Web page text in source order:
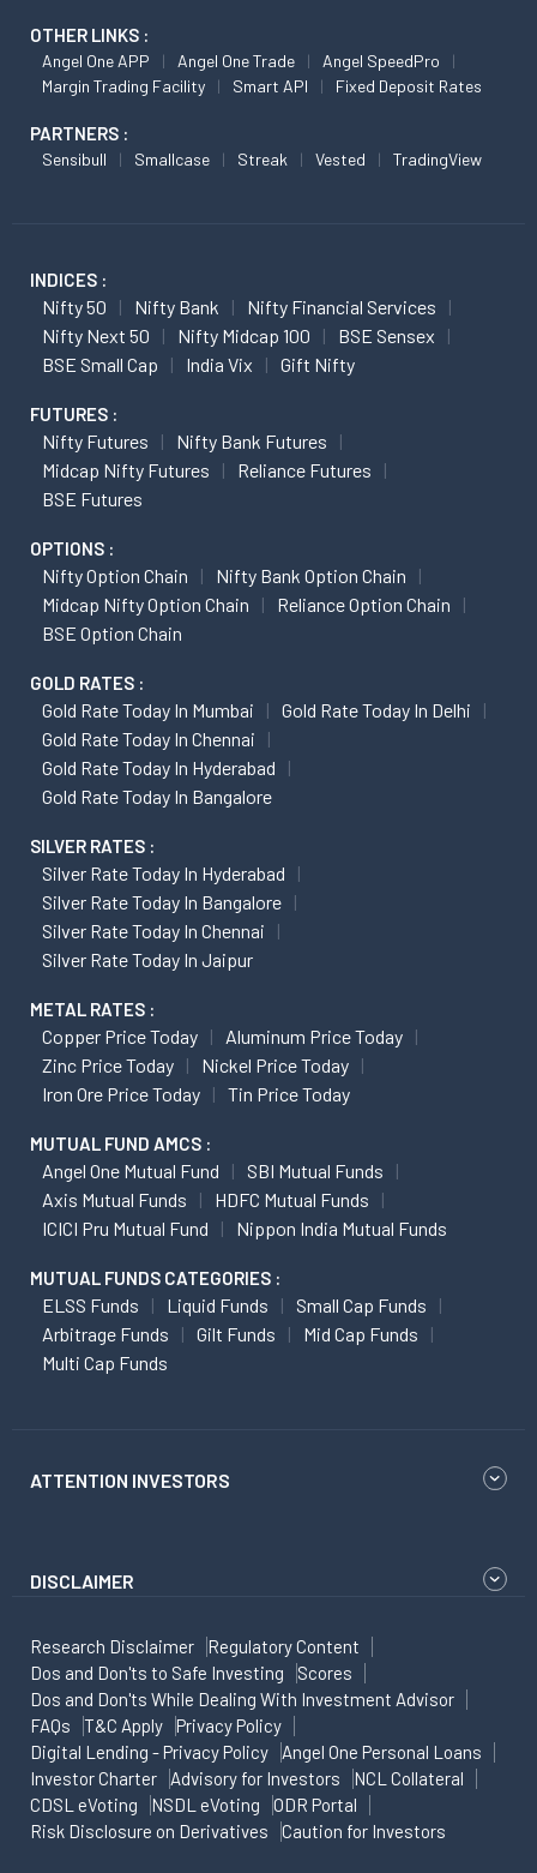
OTHER LINKS :
Angel One APP Angel One Trade
Angel SpeedPro
Margin Trading Facility
Smart API Fixed Deposit Rates
PARTNERS :
Sensibull Smallcase Streak Vested TradingView
INDICES :
Nifty 50 Nifty Bank
Nifty Financial Services
Nifty Next 50
Nifty Midcap 100
BSE Sensex
BSE Small Cap
India Vix Gift Nifty
FUTURES :
Nifty Futures
Nifty Bank Futures
Midcap Nifty Futures
Reliance Futures
BSE Futures
OPTIONS :
Nifty Option Chain
Nifty Bank Option Chain
Midcap Nifty Option Chain
Reliance Option Chain
BSE Option Chain
GOLD RATES :
Gold Rate Today In Mumbai
Gold Rate Today In Delhi
Gold Rate Today In Chennai
Gold Rate Today In Hyderabad
Gold Rate Today In Bangalore
SILVER RATES :
Silver Rate Today In Hyderabad
Silver Rate Today In Bangalore
Silver Rate Today In Chennai
Silver Rate Today In Jaipur
METAL RATES :
Copper Price Today
Aluminum Price Today
Zinc Price Today
Nickel Price Today
Iron Ore Price Today
Tin Price Today
MUTUAL FUND AMCS :
Angel One Mutual Fund
SBI Mutual Funds
Axis Mutual Funds
HDFC Mutual Funds
ICICI Pru Mutual Fund
Nippon India Mutual Funds
MUTUAL FUNDS CATEGORIES :
ELSS Funds Liquid Funds
Small Cap Funds
Arbitrage Funds
Gilt Funds
Mid Cap Funds
Multi Cap Funds
ATTENTION INVESTORS
DISCLAIMER
Research Disclaimer
Regulatory Content
Dos and Don'ts to Safe Investing
Scores
Dos and Don'ts While Dealing With Investment Advisor
FAQs
T&C Apply
Privacy Policy
Digital Lending - Privacy Policy
Angel One Personal Loans
Investor Charter
Advisory for Investors
NCL Collateral
CDSL eVoting
NSDL eVoting
ODR Portal
Risk Disclosure on Derivatives
Caution for Investors